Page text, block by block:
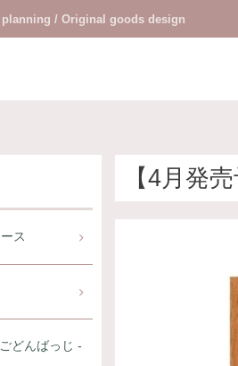
/ Original goods design
【4月発
ス
どんばっじ -